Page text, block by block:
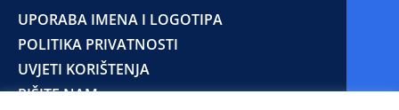
UPORABA IMENA I LOGOTIPA
POLITIKA PRIVATNOSTI
UVJETI KORIŠTENJA
PIŠITE NAM